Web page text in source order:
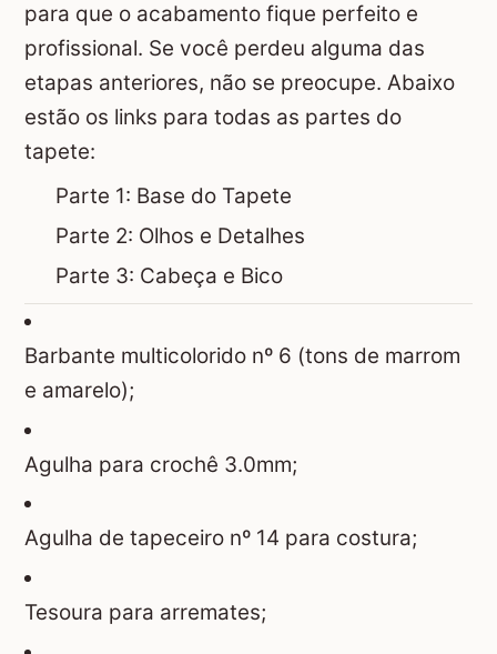
para que o acabamento fique perfeito e
profissional. Se você perdeu alguma das
etapas anteriores, não se preocupe. Abaixo
estão os links para todas as partes do
tapete:
Parte 1: Base do Tapete
Parte 2: Olhos e Detalhes
Parte 3: Cabeça e Bico
Barbante multicolorido nº 6 (tons de marrom
e amarelo);
Agulha para crochê 3.0mm;
Agulha de tapeceiro nº 14 para costura;
Tesoura para arremates;